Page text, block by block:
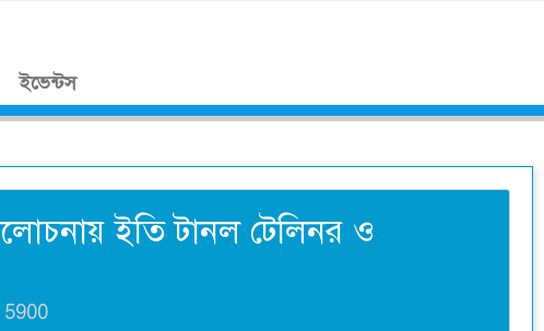
ইভেন্টস
ইতি টানল টেলিনর ও
5900